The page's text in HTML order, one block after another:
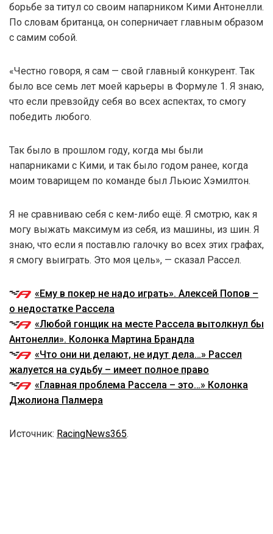
борьбе за титул со своим напарником Кими Антонелли.
По словам британца, он соперничает главным образом
с самим собой.
«Честно говоря, я сам — свой главный конкурент. Так
было все семь лет моей карьеры в Формуле 1. Я знаю,
что если превзойду себя во всех аспектах, то смогу
победить любого.
Так было в прошлом году, когда мы были
напарниками с Кими, и так было годом ранее, когда
моим товарищем по команде был Льюис Хэмилтон.
Я не сравниваю себя с кем-либо ещё. Я смотрю, как я
могу выжать максимум из себя, из машины, из шин. Я
знаю, что если я поставлю галочку во всех этих графах,
я смогу выиграть. Это моя цель», — сказал Рассел.
«Ему в покер не надо играть». Алексей Попов –
о недостатке Рассела
«Любой гонщик на месте Рассела вытолкнул бы
Антонелли». Колонка Мартина Брандла
«Что они ни делают, не идут дела…» Рассел
жалуется на судьбу – имеет полное право
«Главная проблема Рассела – это…» Колонка
Джолиона Палмера
Источник: RacingNews365.